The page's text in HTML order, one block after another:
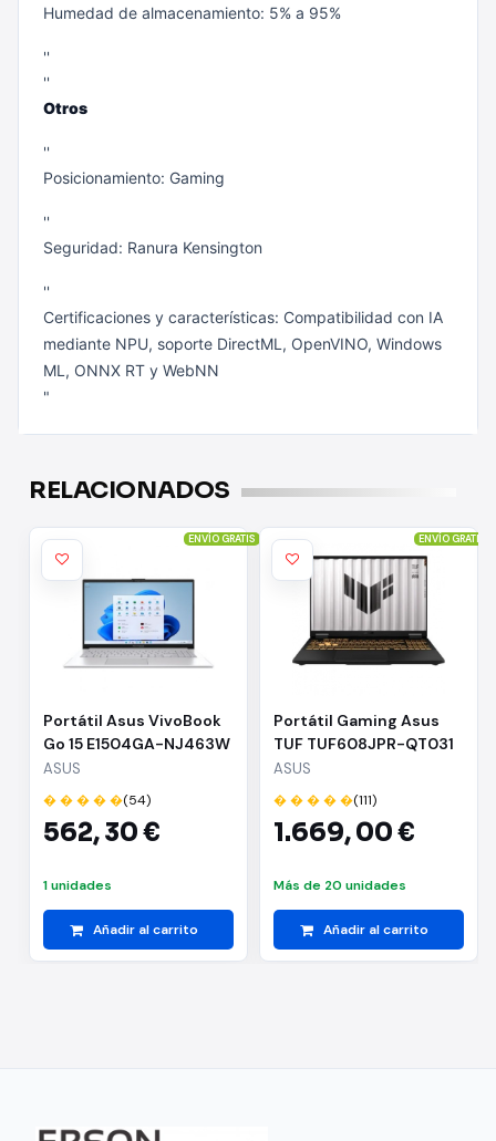
Humedad de almacenamiento: 5% a 95%
''
''
Otros
''
Posicionamiento: Gaming
''
Seguridad: Ranura Kensington
''
Certificaciones y características: Compatibilidad con IA
mediante NPU, soporte DirectML, OpenVINO, Windows
ML, ONNX RT y WebNN
"
RELACIONADOS
Portátil Asus VivoBook
Go 15 E1504GA-NJ463W
i3-N305/ 8GB/ 512GB
SSD/ 15.6"/ Win11
ASUS
� � � � �(54)
562,30 €
1 unidades
Añadir al carrito
ENVÍO GRATIS
Portátil Gaming Asus
TUF TUF608JPR-QT031
Intel Core i7-14650HX/
32GB/ 1TB SSD/ GeForce
RTX 5070/ 16"/ Sin
Sistema Operativo
ASUS
� � � � �(111)
1.669,00 €
Más de 20 unidades
Añadir al carrito
ENVÍO GRATIS